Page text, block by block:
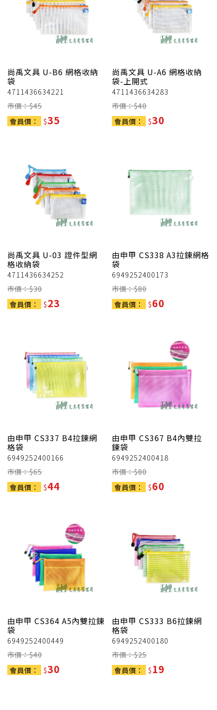
尚禹文具 U-B6 網格收納
袋
4711436634221
市價：$45
會員價：
$35
尚禹文具 U-A6 網格收納
袋-上開式
4711436634283
市價：$40
會員價：
$30
尚禹文具 U-03 證件型網
格收納袋
4711436634252
市價：$30
會員價：
$23
由申甲 CS338 A3拉鍊網格
袋
6949252400173
市價：$80
會員價：
$60
由申甲 CS337 B4拉鍊網
格袋
6949252400166
市價：$65
會員價：
$44
由申甲 CS367 B4內雙拉
鍊袋
6949252400418
市價：$80
會員價：
$60
由申甲 CS364 A5內雙拉鍊
袋
6949252400449
市價：$40
會員價：
$30
由申甲 CS333 B6拉鍊網
格袋
6949252400180
市價：$25
會員價：
$19